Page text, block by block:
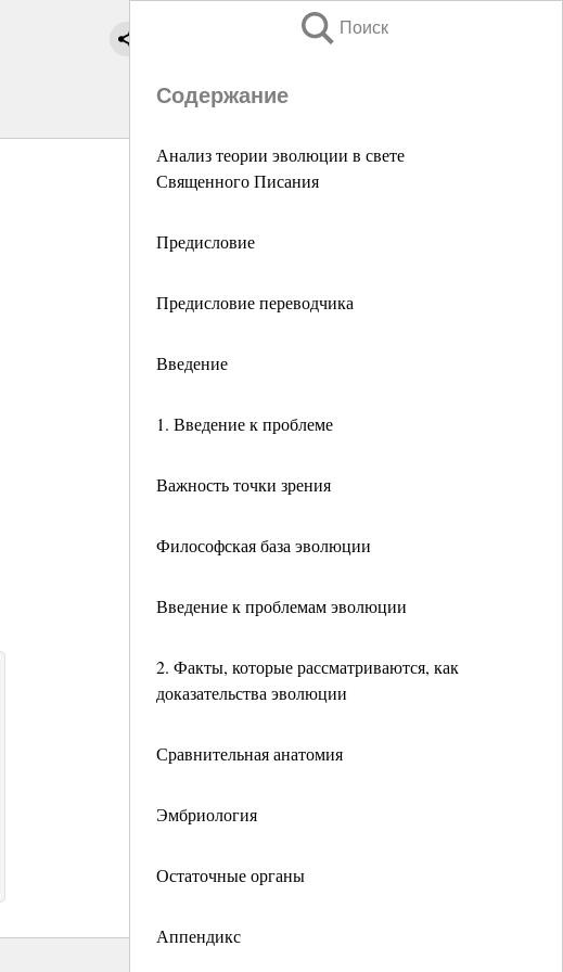
Поиск
Содержание
Анализ теории эволюции в свете
Священного Писания
Предисловие
Предисловие переводчика
Введение
1. Введение к проблеме
Важность точки зрения
Философская база эволюции
Введение к проблемам эволюции
2. Факты, которые рассматриваются, как
доказательства эволюции
Сравнительная анатомия
Эмбриология
Остаточные органы
Аппендикс